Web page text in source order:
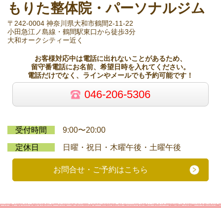
もりた整体院・パーソナルジム
〒242-0004 神奈川県大和市鶴間2-11-22
小田急江ノ島線・鶴間駅東口から徒歩3分
大和オークシティー近く
お客様対応中は電話に出れないことがあるため、
留守番電話にお名前、希望日時を入れてください。
電話だけでなく、ラインやメールでも予約可能です！
046-206-5306
受付時間 9:00〜20:00
定休日 日曜・祝日・木曜午後・土曜午後
お問合せ・ご予約はこちら